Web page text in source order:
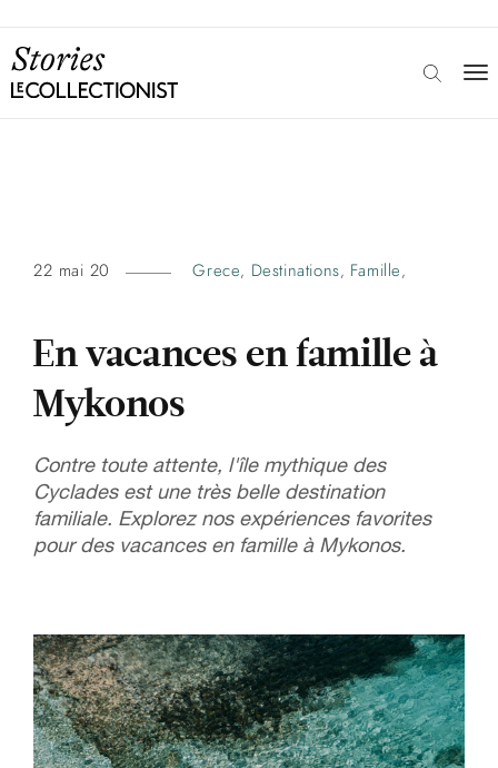
22 mai 20 Grece, Destinations, Famille,
En vacances en famille à
Mykonos
Contre toute attente, l'île mythique des
Cyclades est une très belle destination
familiale. Explorez nos expériences favorites
pour des vacances en famille à Mykonos.